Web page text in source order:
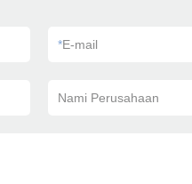
*E-mail
Nami Perusahaan